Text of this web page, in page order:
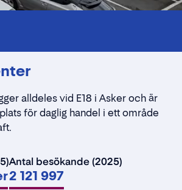
alldeles vid E18 i Asker och är
för daglig handel i ett område
Antal besökande (2025)
2 121 997